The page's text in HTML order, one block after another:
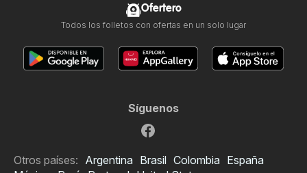
Ofertero
Todos los folletos con ofertas en un solo lugar
Síguenos
Otros países: Argentina Brasil Colombia España